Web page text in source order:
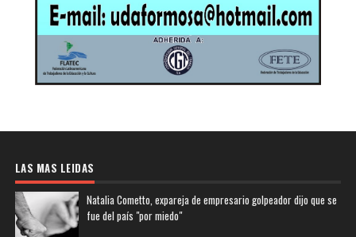
LAS MAS LEIDAS
Natalia Cometto, expareja de empresario golpeador dijo que se
fue del país "por miedo"